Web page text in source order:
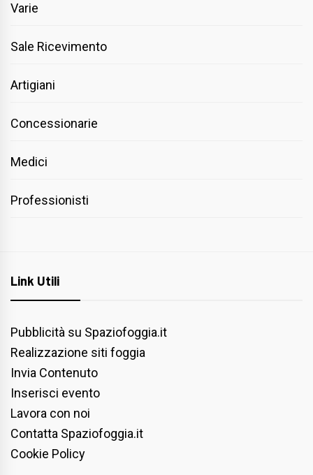
Varie
Sale Ricevimento
Artigiani
Concessionarie
Medici
Professionisti
Link Utili
Pubblicità su Spaziofoggia.it
Realizzazione siti foggia
Invia Contenuto
Inserisci evento
Lavora con noi
Contatta Spaziofoggia.it
Cookie Policy